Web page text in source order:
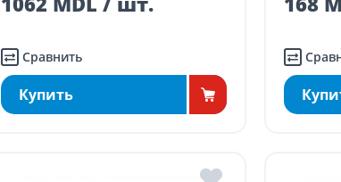
Сравнить
Купить